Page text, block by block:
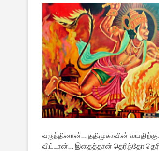
வருந்தினான்… ததிமுகாவின்
விட்டான்… இதைத்தான் தெரிந்தோ